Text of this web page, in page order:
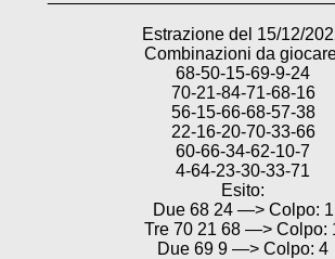
Estrazione del 15/12/
Combinazioni da
68-50-15-69-9-24
70-21-84-71-68-16
56-15-66-68-57-38
22-16-20-70-33-66
60-66-34-62-10-7
4-64-23-30-33-71
Esito:
Due 68 24 —> Colpo: 1
Tre 70 21 68 —> Colpo:
Due 69 9 —> Colpo: 4